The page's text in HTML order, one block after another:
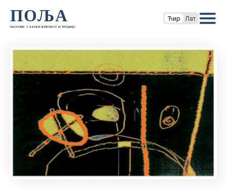
ПОЉА
часопис за књижевност и теорију
Ћир Лат